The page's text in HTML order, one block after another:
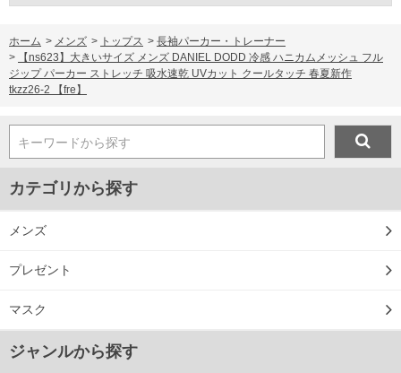
ホーム > メンズ > トップス > 長袖パーカー・トレーナー
>
【ns623】大きいサイズ メンズ DANIEL DODD 冷感 ハニカムメッシュ フル
ジップ パーカー ストレッチ 吸水速乾 UVカット クールタッチ 春夏新作
tkzz26-2 【fre】
キーワードから探す
カテゴリから探す
メンズ
プレゼント
マスク
ジャンルから探す